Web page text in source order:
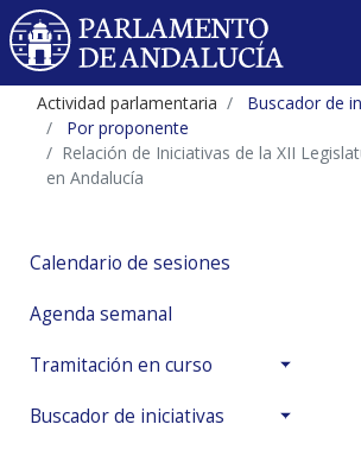
Actividad parlamentaria
Buscador de
Por proponente
Relación de Iniciativas de la XII
en Andalucía
Calendario de sesiones
Agenda semanal
Tramitación en curso
Buscador de iniciativas